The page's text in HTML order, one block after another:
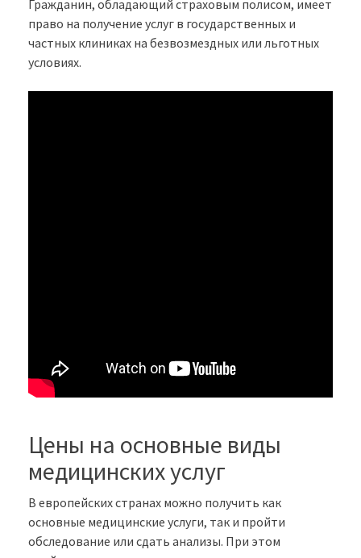
Гражданин, обладающий страховым полисом, имеет
право на получение услуг в государственных и
частных клиниках на безвозмездных или льготных
условиях.
Цены на основные виды
медицинских услуг
В европейских странах можно получить как
основные медицинские услуги, так и пройти
обследование или сдать анализы. При этом